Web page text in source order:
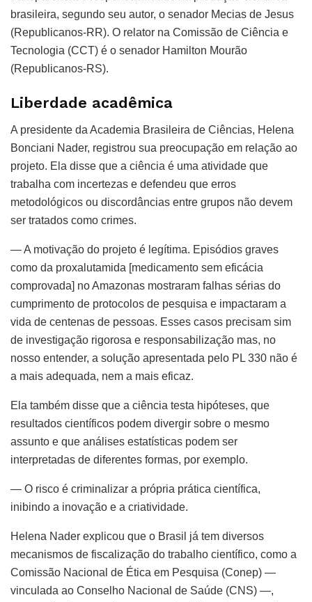
brasileira, segundo seu autor, o senador Mecias de Jesus
(Republicanos-RR). O relator na Comissão de Ciência e
Tecnologia (CCT) é o senador Hamilton Mourão
(Republicanos-RS).
Liberdade acadêmica
A presidente da Academia Brasileira de Ciências, Helena
Bonciani Nader, registrou sua preocupação em relação ao
projeto. Ela disse que a ciência é uma atividade que
trabalha com incertezas e defendeu que erros
metodológicos ou discordâncias entre grupos não devem
ser tratados como crimes.
— A motivação do projeto é legítima. Episódios graves
como da proxalutamida [medicamento sem eficácia
comprovada] no Amazonas mostraram falhas sérias do
cumprimento de protocolos de pesquisa e impactaram a
vida de centenas de pessoas. Esses casos precisam sim
de investigação rigorosa e responsabilização mas, no
nosso entender, a solução apresentada pelo PL 330 não é
a mais adequada, nem a mais eficaz.
Ela também disse que a ciência testa hipóteses, que
resultados científicos podem divergir sobre o mesmo
assunto e que análises estatísticas podem ser
interpretadas de diferentes formas, por exemplo.
— O risco é criminalizar a própria prática científica,
inibindo a inovação e a criatividade.
Helena Nader explicou que o Brasil já tem diversos
mecanismos de fiscalização do trabalho científico, como a
Comissão Nacional de Ética em Pesquisa (Conep) —
vinculada ao Conselho Nacional de Saúde (CNS) —,